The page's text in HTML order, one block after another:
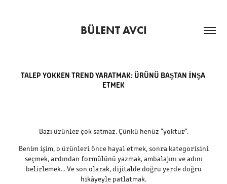
BÜLENT AVCI
TALEP YOKKEN TREND YARATMAK: ÜRÜNÜ BAŞTAN İNŞA
ETMEK
Bazı ürünler çok satmaz. Çünkü henüz "yoktur".
Benim işim, o ürünleri önce hayal etmek, sonra kategorisini
seçmek, ardından formülünü yazmak, ambalajını ve adını
belirlemek… Ve son olarak, dijitalde doğru yerde doğru
hikâyeyle patlatmak.